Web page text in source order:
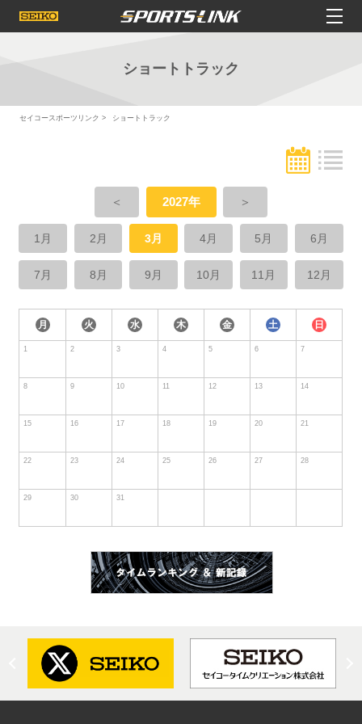
ショートトラック
セイコースポーツリンク ショートトラック
＜ 2027年 ＞
1月 2月 3月 4月 5月 6月
7月 8月 9月 10月 11月 12月
月 火 水 木 金 土 日
1 2 3 4 5 6 7
8 9 10 11 12 13 14
15 16 17 18 19 20 21
22 23 24 25 26 27 28
29 30 31